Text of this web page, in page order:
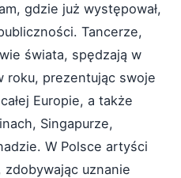
gdzie już występował,
Tancerze,
świata, spędzają w
roku, prezentując swoje
Europie, a także
Singapurze,
W Polsce artyści
uznanie